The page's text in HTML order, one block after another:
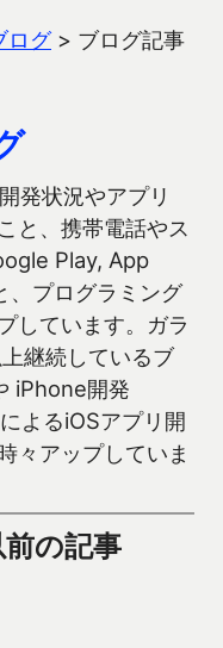
ログ> ブログ記事
発状況やアプリ
と、携帯電話やス
Play, App
、プログラミング
しています。ガラ
継続しているブ
iPhone開発
よるiOSアプリ開
々アップしていま
の記事